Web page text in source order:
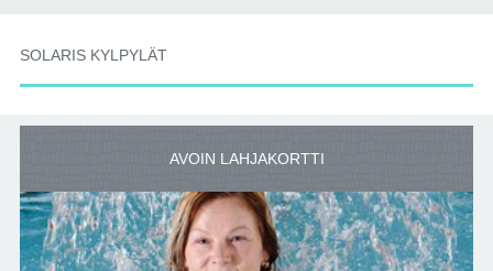
SOLARIS KYLPYLÄT
AVOIN LAHJAKORTTI